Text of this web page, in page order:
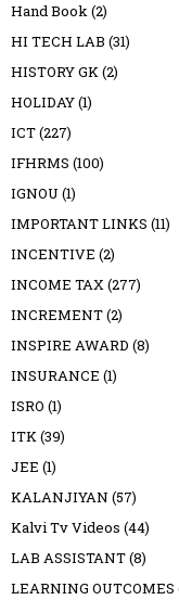
Hand Book(2)
HI TECH LAB (31)
HISTORY GK(2)
HOLIDAY(1)
ICT(227)
IFHRMS (100)
IGNOU (1)
IMPORTANT LINKS (11)
INCENTIVE (2)
INCOME TAX(277)
INCREMENT(2)
INSPIRE AWARD (8)
INSURANCE (1)
ISRO (1)
ITK(39)
JEE (1)
KALANJIYAN (57)
Kalvi Tv Videos (44)
LAB ASSISTANT(8)
LEARNING OUTCOMES